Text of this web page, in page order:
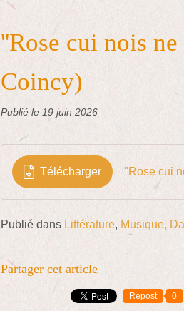
''Rose cui nois
Coincy)
Publié le 19 juin 2026
Télécharger ''Rose cui
Publié dans Littérature, Musique,
Partager cet article
Repost 0